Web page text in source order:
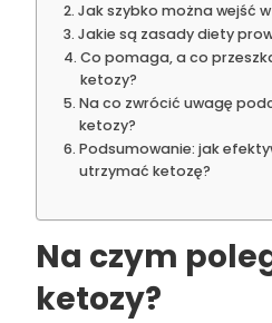
Jak szybko można wejść
Jakie są zasady diety
Co pomaga, a co
ketozy?
Na co zwrócić uwagę
ketozy?
Podsumowanie: jak
utrzymać ketozę?
Na czym
ketozy?